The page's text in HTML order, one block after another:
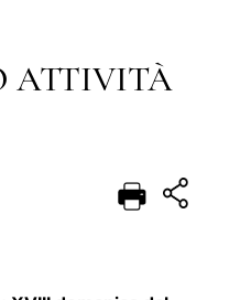
DEUTSCH
ATTIVITÀ